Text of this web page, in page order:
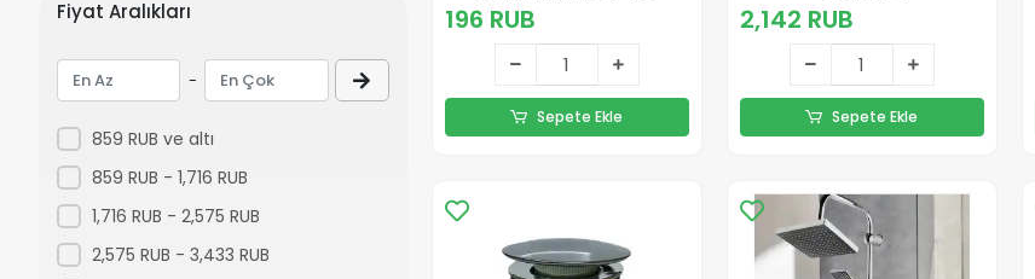
Fiyat Aralıkları
-
859 RUB ve altı
859 RUB - 1,716 RUB
1,716 RUB - 2,575 RUB
2,575 RUB - 3,433 RUB
196 RUB
Sepete Ekle
2,142 RUB
Sepete Ekle